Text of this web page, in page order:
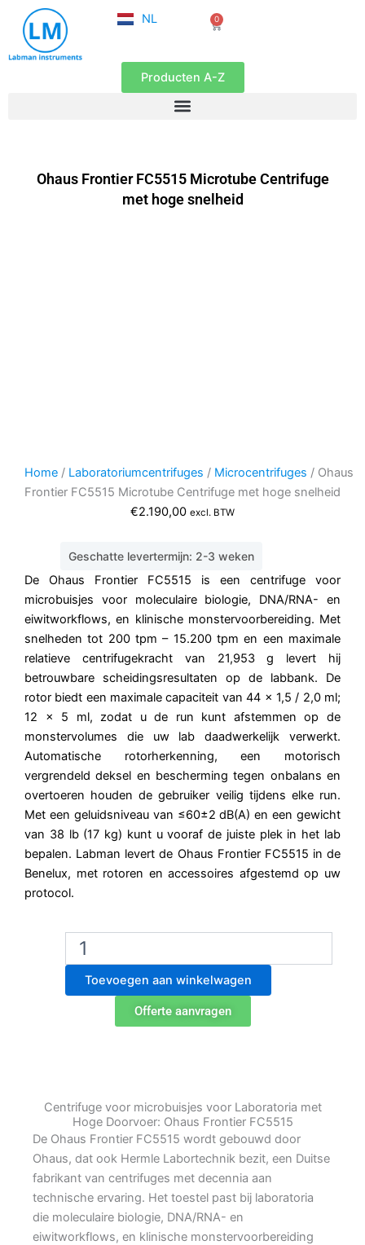
naar
NL
EN
0
Winkelwagen
Producten A-Z
Ohaus Frontier FC5515 Microtube Centrifuge
met hoge snelheid
Home / Laboratoriumcentrifuges / Microcentrifuges / Ohaus
Frontier FC5515 Microtube Centrifuge met hoge snelheid
€2.190,00 excl. BTW
Geschatte levertermijn: 2-3 weken
De Ohaus Frontier FC5515 is een centrifuge voor
microbuisjes voor moleculaire biologie, DNA/RNA- en
eiwitworkflows, en klinische monstervoorbereiding. Met
snelheden tot 200 tpm – 15.200 tpm en een maximale
relatieve centrifugekracht van 21,953 g levert hij
betrouwbare scheidingsresultaten op de labbank. De
rotor biedt een maximale capaciteit van 44 x 1,5 / 2,0 ml;
12 x 5 ml, zodat u de run kunt afstemmen op de
monstervolumes die uw lab daadwerkelijk verwerkt.
Automatische rotorherkenning, een motorisch
vergrendeld deksel en bescherming tegen onbalans en
overtoeren houden de gebruiker veilig tijdens elke run.
Met een geluidsniveau van ≤60±2 dB(A) en een gewicht
van 38 lb (17 kg) kunt u vooraf de juiste plek in het lab
bepalen. Labman levert de Ohaus Frontier FC5515 in de
Benelux, met rotoren en accessoires afgestemd op uw
protocol.
Ohaus
Frontier
FC5515
Microtube
Toevoegen aan winkelwagen
Offerte aanvragen
Centrifuge voor microbuisjes voor Laboratoria met
Hoge Doorvoer: Ohaus Frontier FC5515
De Ohaus Frontier FC5515 wordt gebouwd door
Ohaus, dat ook Hermle Labortechnik bezit, een Duitse
fabrikant van centrifuges met decennia aan
technische ervaring. Het toestel past bij laboratoria
die moleculaire biologie, DNA/RNA- en
eiwitworkflows, en klinische monstervoorbereiding